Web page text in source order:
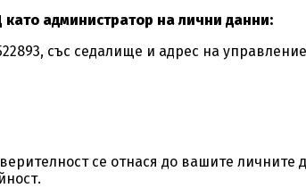
администратор на лични данни:
със седалище и адрес на управление
се отнася до вашите